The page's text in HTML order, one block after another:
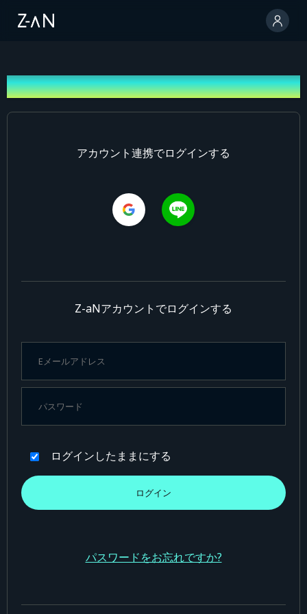
ログイン
アカウント連携でログインする
Z-aNアカウントでログインする
ログインしたままにする
パスワードをお忘れですか?